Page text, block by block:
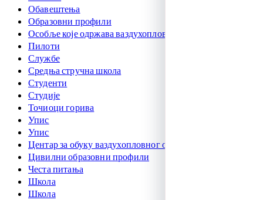
Обавештења
Образовни профили
Особље које одржава ваздухоплове
Пилоти
Службе
Средња стручна школа
Студенти
Студије
Точиоци горива
Упис
Упис
Центар за обуку ваздухопловног особља
Цивилни образовни профили
Честа питања
Школа
Школа